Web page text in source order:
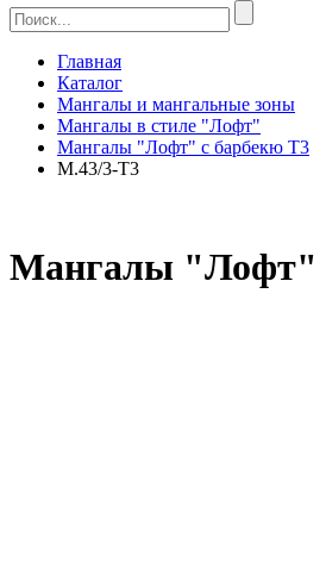
Главная
Каталог
Мангалы и мангальные зоны
Мангалы в стиле "Лофт"
Мангалы "Лофт" с барбекю Т3
М.43/3-Т3
Мангалы "Лофт"